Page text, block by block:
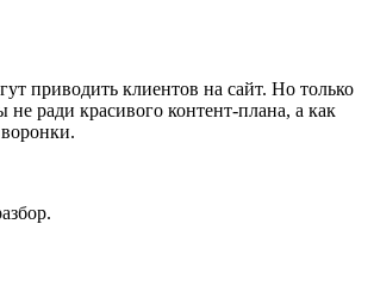
приводить клиентов на сайт. Но только
не ради красивого контент-плана, а как